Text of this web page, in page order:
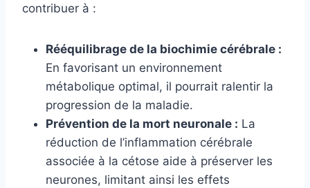
contribuer à :
Rééquilibrage de la biochimie cérébrale :
En favorisant un environnement
métabolique optimal, il pourrait ralentir la
progression de la maladie.
Prévention de la mort neuronale : La
réduction de l’inflammation cérébrale
associée à la cétose aide à préserver les
neurones, limitant ainsi les effets